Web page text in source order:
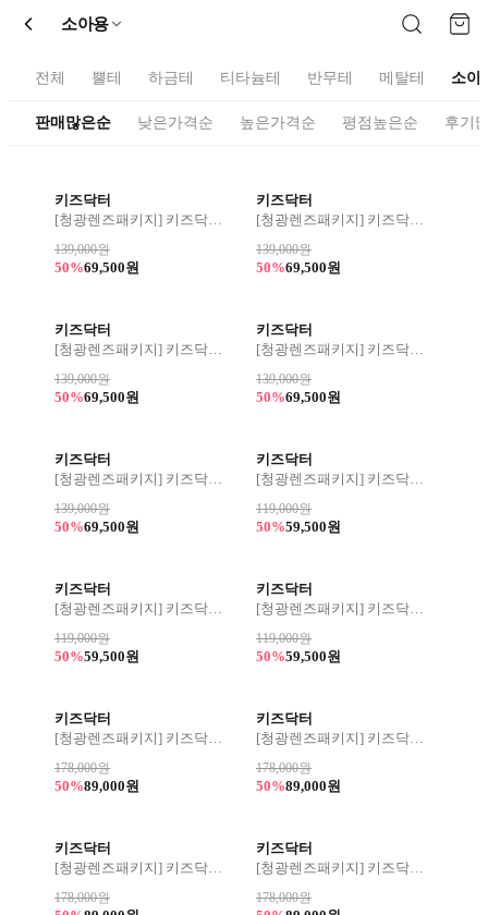
소아용
전체 뿔테 하금테 티타늄테 반무테 메탈테 소아
판매많은순 낮은가격순 높은가격순 평점높은순 후기
키즈닥터
[청광렌즈패키지] 키즈닥터 110
139,000원
50%69,500원
키즈닥터
[청광렌즈패키지] 키즈닥터 109
139,000원
50%69,500원
키즈닥터
[청광렌즈패키지] 키즈닥터 108
139,000원
50%69,500원
키즈닥터
[청광렌즈패키지] 키즈닥터 107
139,000원
50%69,500원
키즈닥터
[청광렌즈패키지] 키즈닥터 106 44사이즈
139,000원
50%69,500원
키즈닥터
[청광렌즈패키지] 키즈닥터 174 48사이즈
119,000원
50%59,500원
키즈닥터
[청광렌즈패키지] 키즈닥터 173 46사이즈
119,000원
50%59,500원
키즈닥터
[청광렌즈패키지] 키즈닥터 172 45사이즈
119,000원
50%59,500원
키즈닥터
[청광렌즈패키지] 키즈닥터 플래티넘 171 46사이즈
178,000원
50%89,000원
키즈닥터
[청광렌즈패키지] 키즈닥터 플래티넘 170 47사이즈
178,000원
50%89,000원
키즈닥터
[청광렌즈패키지] 키즈닥터 플래티넘 169 46사이즈
178,000원
키즈닥터
[청광렌즈패키지] 키즈닥터 플래티넘 168 45사이즈
178,000원